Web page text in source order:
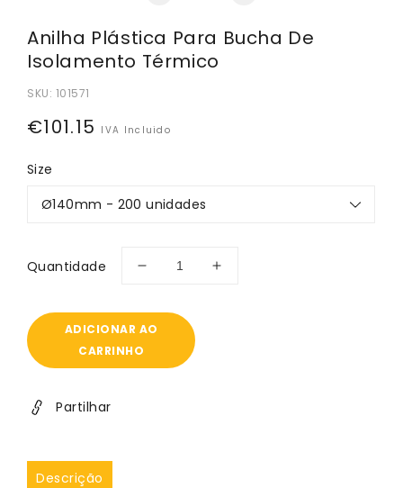
Anilha Plástica Para Bucha De
Isolamento Térmico
SKU: 101571
Preço
€101.15 IVA Incluido
Size
Quantidade
Diminuir
quantidade
de
Anilha
plástica
Aumentar
ADICIONAR AO
CARRINHO
Partilhar
Descrição